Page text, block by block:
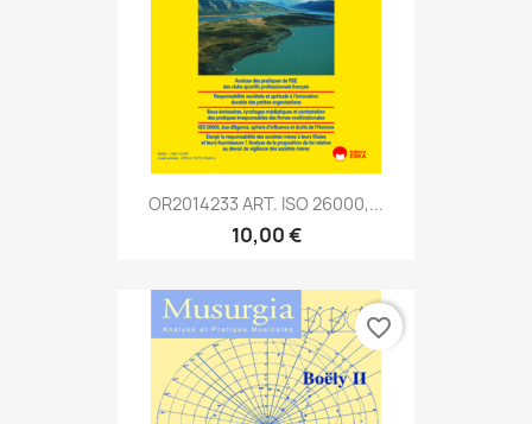
OR2014233 ART. ISO 26000,...
10,00 €
favorite_border